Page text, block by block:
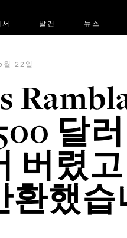
발견 뉴스
22일
달
버렸
환했습